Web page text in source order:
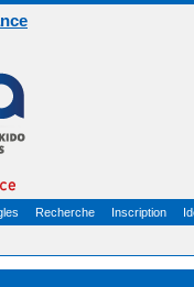
Recherche Inscription